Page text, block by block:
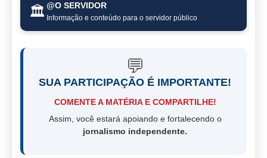
🏛️ @O SERVIDOR
Informação e conteúdo para o servidor público
💬
SUA PARTICIPAÇÃO É IMPORTANTE!
COMENTE A MATÉRIA E COMPARTILHE!
Assim, você estará apoiando e fortalecendo o
jornalismo independente.